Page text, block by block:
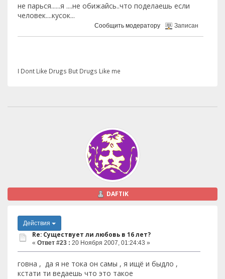
не парься......я ....не обижайсь..что поделаешь если
человек....кусок...
Сообщить модератору Записан
I Dont Like Drugs But Drugs Like me
DAFTIK
Действия
Re: Существует ли любовь в 16 лет?
« Ответ #23 : 20 Ноября 2007, 01:24:43 »
говна , да я не тока он самы , я ищё и быдло ,
кстати ти ведаешь что это такое